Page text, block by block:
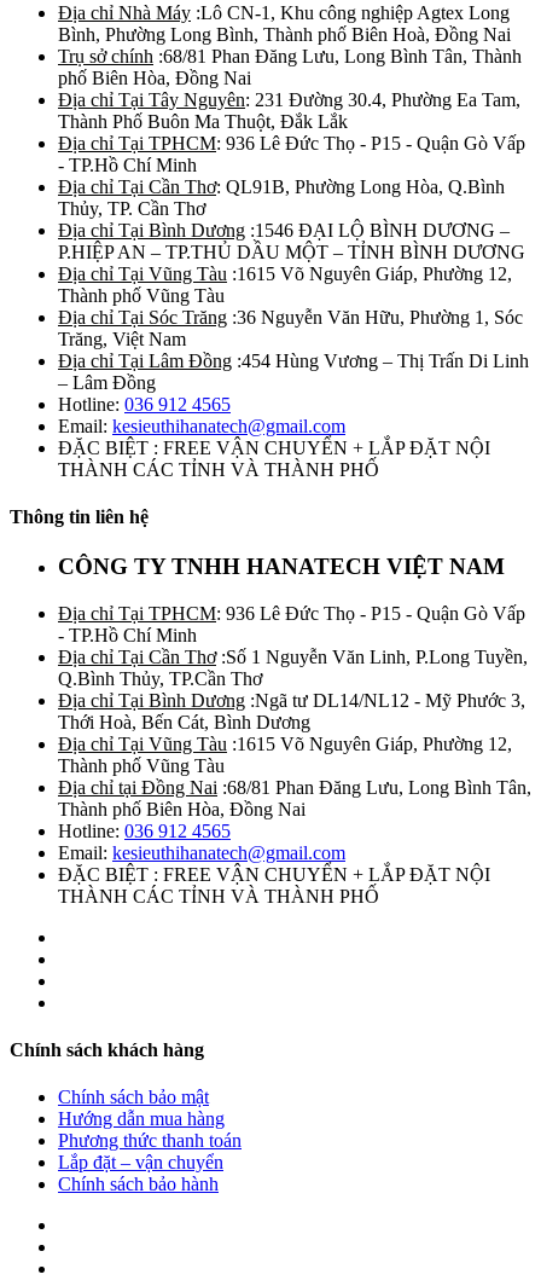
Địa chỉ Nhà Máy :Lô CN-1, Khu công nghiệp Agtex Long
Bình, Phường Long Bình, Thành phố Biên Hoà, Đồng Nai
Trụ sở chính :68/81 Phan Đăng Lưu, Long Bình Tân, Thành
phố Biên Hòa, Đồng Nai
Địa chỉ Tại Tây Nguyên: 231 Đường 30.4, Phường Ea Tam,
Thành Phố Buôn Ma Thuột, Đắk Lắk
Địa chỉ Tại TPHCM: 936 Lê Đức Thọ - P15 - Quận Gò Vấp
- TP.Hồ Chí Minh
Địa chỉ Tại Cần Thơ: QL91B, Phường Long Hòa, Q.Bình
Thủy, TP. Cần Thơ
Địa chỉ Tại Bình Dương :1546 ĐẠI LỘ BÌNH DƯƠNG –
P.HIỆP AN – TP.THỦ DẦU MỘT – TỈNH BÌNH DƯƠNG
Địa chỉ Tại Vũng Tàu :1615 Võ Nguyên Giáp, Phường 12,
Thành phố Vũng Tàu
Địa chỉ Tại Sóc Trăng :36 Nguyễn Văn Hữu, Phường 1, Sóc
Trăng, Việt Nam
Địa chỉ Tại Lâm Đồng :454 Hùng Vương – Thị Trấn Di Linh
– Lâm Đồng
Hotline: 036 912 4565
Email: kesieuthihanatech@gmail.com
ĐẶC BIỆT : FREE VẬN CHUYỂN + LẮP ĐẶT NỘI
THÀNH CÁC TỈNH VÀ THÀNH PHỐ
Thông tin liên hệ
CÔNG TY TNHH HANATECH VIỆT NAM
Địa chỉ Tại TPHCM: 936 Lê Đức Thọ - P15 - Quận Gò Vấp
- TP.Hồ Chí Minh
Địa chỉ Tại Cần Thơ:Số 1 Nguyễn Văn Linh, P.Long Tuyền,
Q.Bình Thủy, TP.Cần Thơ
Địa chỉ Tại Bình Dương :Ngã tư DL14/NL12 - Mỹ Phước 3,
Thới Hoà, Bến Cát, Bình Dương
Địa chỉ Tại Vũng Tàu :1615 Võ Nguyên Giáp, Phường 12,
Thành phố Vũng Tàu
Địa chỉ tại Đồng Nai :68/81 Phan Đăng Lưu, Long Bình Tân,
Thành phố Biên Hòa, Đồng Nai
Hotline: 036 912 4565
Email: kesieuthihanatech@gmail.com
ĐẶC BIỆT : FREE VẬN CHUYỂN + LẮP ĐẶT NỘI
THÀNH CÁC TỈNH VÀ THÀNH PHỐ
Chính sách khách hàng
Chính sách bảo mật
Hướng dẫn mua hàng
Phương thức thanh toán
Lắp đặt – vận chuyển
Chính sách bảo hành